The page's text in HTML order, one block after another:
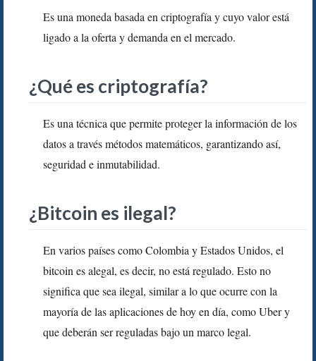
Es una moneda basada en criptografía y cuyo valor está
ligado a la oferta y demanda en el mercado.
¿Qué es criptografía?
Es una técnica que permite proteger la información de los
datos a través métodos matemáticos, garantizando así,
seguridad e inmutabilidad.
¿Bitcoin es ilegal?
En varios países como Colombia y Estados Unidos, el
bitcoin es alegal, es decir, no está regulado. Esto no
significa que sea ilegal, similar a lo que ocurre con la
mayoría de las aplicaciones de hoy en día, como Uber y
que deberán ser reguladas bajo un marco legal.